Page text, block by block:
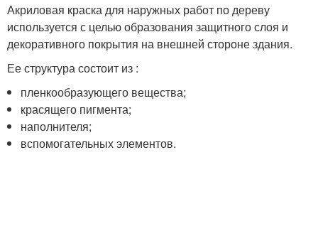
Акриловая краска для наружных работ по дереву
используется с целью образования защитного слоя и
декоративного покрытия на внешней стороне здания.
Ее структура состоит из :
пленкообразующего вещества;
красящего пигмента;
наполнителя;
вспомогательных элементов.